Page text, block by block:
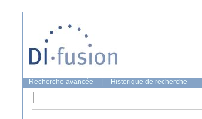
Recherche avancée Historique de recherche